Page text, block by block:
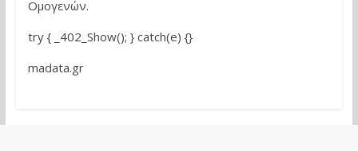
Ομογενών.
try { _402_Show(); } catch(e) {}
madata.gr